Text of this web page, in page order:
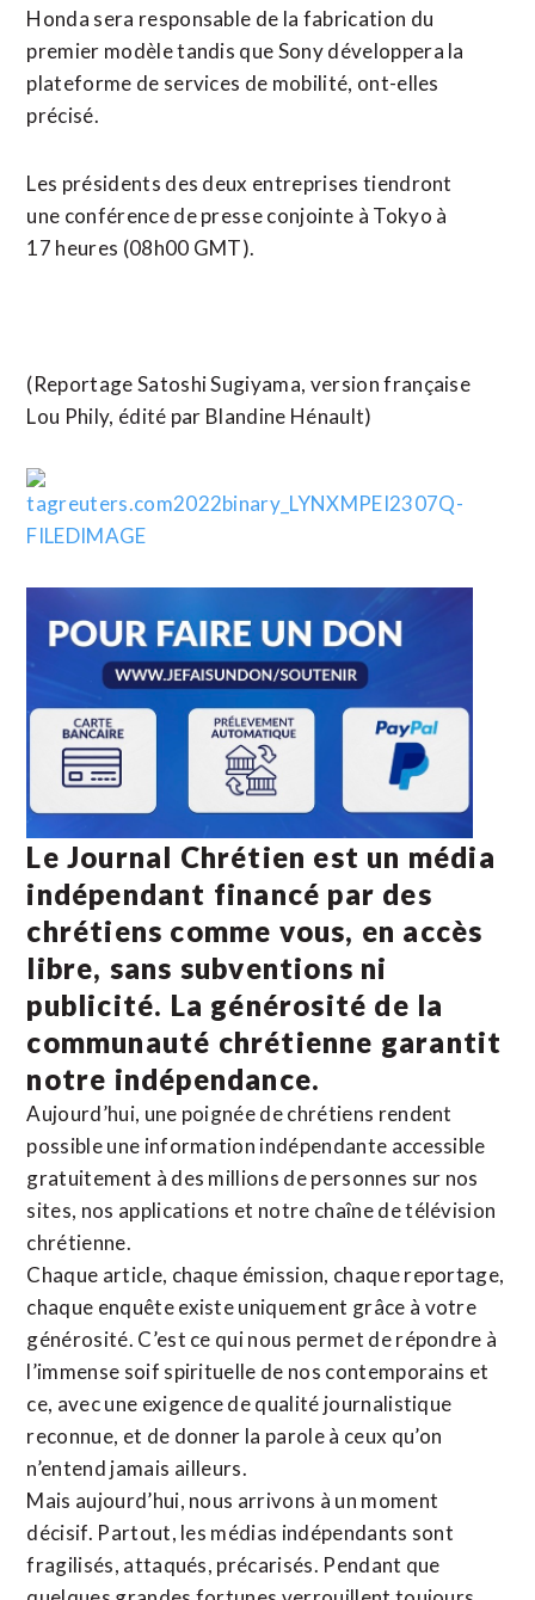
Honda sera responsable de la fabrication du
premier modèle tandis que Sony développera la
plateforme de services de mobilité, ont-elles
précisé.
Les présidents des deux entreprises tiendront
une conférence de presse conjointe à Tokyo à
17 heures (08h00 GMT).
(Reportage Satoshi Sugiyama, version française
Lou Phily, édité par Blandine Hénault)
Le Journal Chrétien est un média
indépendant financé par des
chrétiens comme vous, en accès
libre, sans subventions ni
publicité. La générosité de la
communauté chrétienne garantit
notre indépendance.
Aujourd’hui, une poignée de chrétiens rendent
possible une information indépendante accessible
gratuitement à des millions de personnes sur nos
sites, nos applications et notre chaîne de télévision
chrétienne.
Chaque article, chaque émission, chaque reportage,
chaque enquête existe uniquement grâce à votre
générosité. C’est ce qui nous permet de répondre à
l’immense soif spirituelle de nos contemporains et
ce, avec une exigence de qualité journalistique
reconnue, et de donner la parole à ceux qu’on
n’entend jamais ailleurs.
Mais aujourd’hui, nous arrivons à un moment
décisif. Partout, les médias indépendants sont
fragilisés, attaqués, précarisés. Pendant que